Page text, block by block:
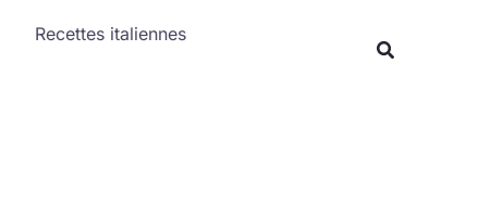
Recettes italiennes